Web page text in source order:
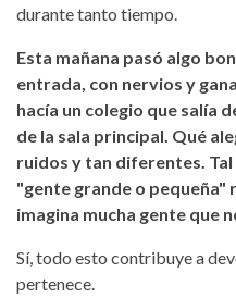
durante tanto tiempo.
Esta mañana pasó algo
entrada, con nervios y
hacía un colegio que salía
de la sala principal. Qué
ruidos y tan diferentes.
"gente grande o pequeña"
imagina mucha gente que
Sí, todo esto contribuye a
pertenece.